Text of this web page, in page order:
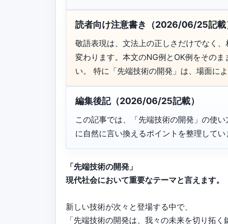
読者向け注意書き（2026/06/25記載
敬語表現は、文法上の正しさだけでなく
変わります。本文のNG例とOK例をその
い。 特に「先端技術の開発」は、場面に
編集後記（2026/06/25記載）
この記事では、「先端技術の開発」の使
に自然に言い換えるポイントを整理してい
「先端技術の開発」
現代社会において重要なテーマと言えます。
新しい技術が次々と登場する中で、
「先端技術の開発は、我々の未来を切り拓く